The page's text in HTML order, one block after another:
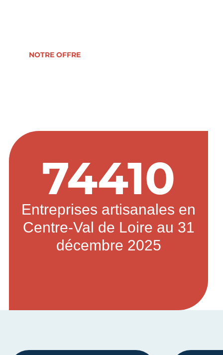
NOTRE OFFRE
74410
Entreprises artisanales en
Centre-Val de Loire au 31
décembre 2025